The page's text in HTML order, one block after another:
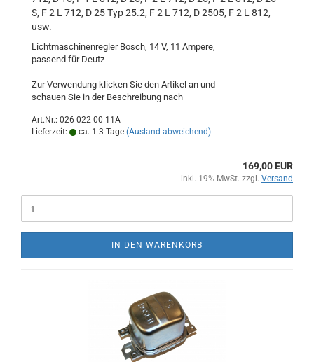
S, F 2 L 712, D 25 Typ 25.2, F 2 L 712, D 2505, F 2 L 812,
usw.
Lichtmaschinenregler Bosch, 14 V, 11 Ampere,
passend für Deutz
Zur Verwendung klicken Sie den Artikel an und
schauen Sie in der Beschreibung nach
Art.Nr.: 026 022 00 11A
Lieferzeit:
ca. 1-3 Tage (Ausland abweichend)
169,00 EUR
inkl. 19% MwSt. zzgl. Versand
IN DEN WARENKORB